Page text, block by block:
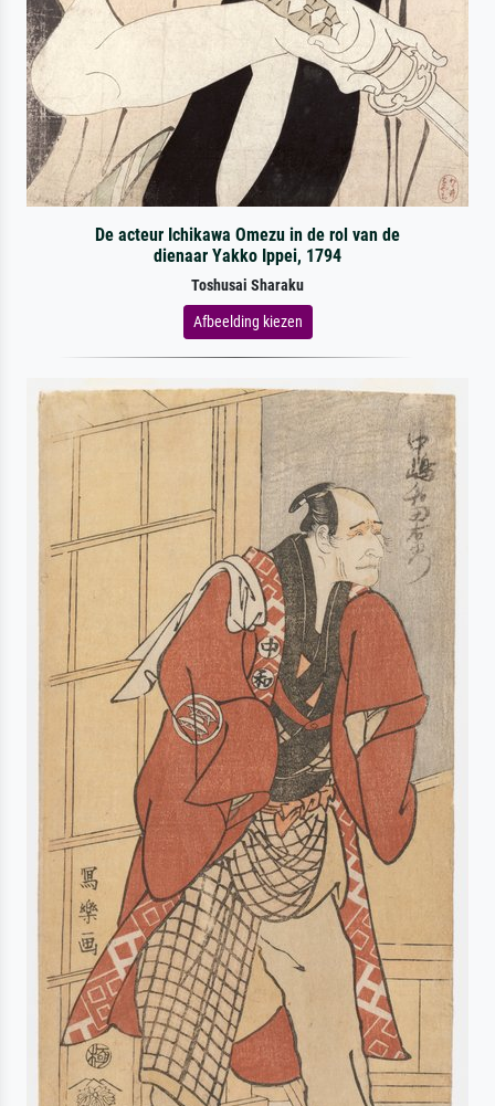
De acteur Ichikawa Omezu in de rol van de
dienaar Yakko Ippei, 1794
Toshusai Sharaku
Afbeelding kiezen